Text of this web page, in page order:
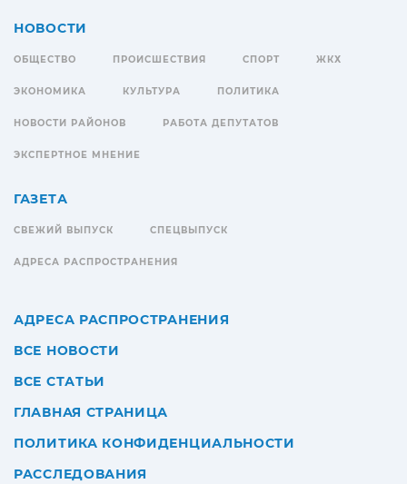
НОВОСТИ
ОБЩЕСТВО ПРОИСШЕСТВИЯ СПОРТ ЖКХ
ЭКОНОМИКА КУЛЬТУРА ПОЛИТИКА
НОВОСТИ РАЙОНОВ РАБОТА ДЕПУТАТОВ
ЭКСПЕРТНОЕ МНЕНИЕ
ГАЗЕТА
СВЕЖИЙ ВЫПУСК СПЕЦВЫПУСК
АДРЕСА РАСПРОСТРАНЕНИЯ
АДРЕСА РАСПРОСТРАНЕНИЯ
ВСЕ НОВОСТИ
ВСЕ СТАТЬИ
ГЛАВНАЯ СТРАНИЦА
ПОЛИТИКА КОНФИДЕНЦИАЛЬНОСТИ
РАССЛЕДОВАНИЯ